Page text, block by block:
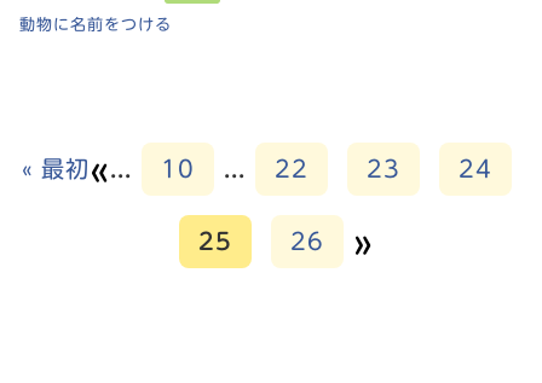
動物に名前をつける
« 最初 «... 10 ... 22 23 24
25 26 »